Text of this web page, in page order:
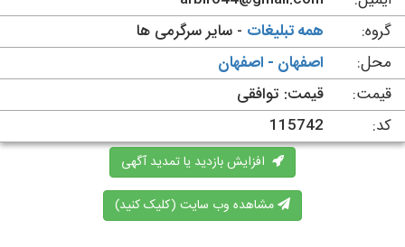
گروه:
همه تبلیغات - سایر سرگرمی ها
محل:
اصفهان - اصفهان
قیمت:
قیمت: توافقی
کد:
115742
افزایش بازدید یا تمدید آگهی
مشاهده وب سایت (کلیک کنید)